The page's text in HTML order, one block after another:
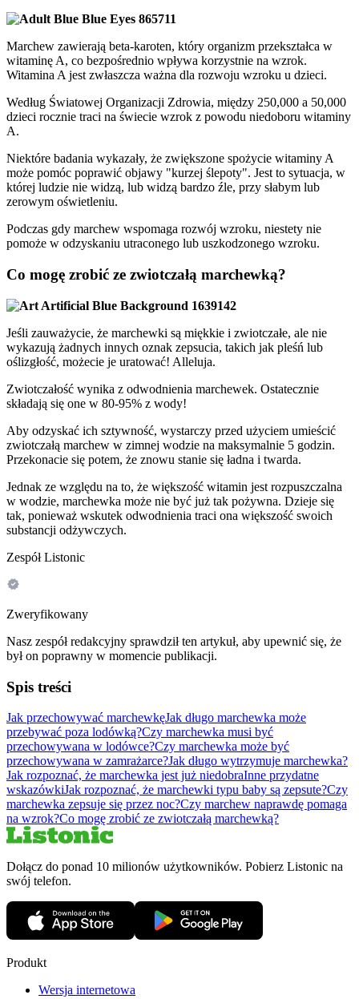
Marchew zawierają beta-karoten, który organizm przekształca w
witaminę A, co bezpośrednio wpływa korzystnie na wzrok.
Witamina A jest zwłaszcza ważna dla rozwoju wzroku u dzieci.
Według Światowej Organizacji Zdrowia, między 250,000 a 50,000
dzieci rocznie traci na świecie wzrok z powodu niedoboru witaminy
A.
Niektóre badania wykazały, że zwiększone spożycie witaminy A
może pomóc poprawić objawy "kurzej ślepoty". Jest to sytuacja, w
której ludzie nie widzą, lub widzą bardzo źle, przy słabym lub
zerowym oświetleniu.
Podczas gdy marchew wspomaga rozwój wzroku, niestety nie
pomoże w odzyskaniu utraconego lub uszkodzonego wzroku.
Co mogę zrobić ze zwiotczałą marchewką?
Jeśli zauważycie, że marchewki są miękkie i zwiotczałe, ale nie
wykazują żadnych innych oznak zepsucia, takich jak pleśń lub
oślizgłość, możecie je uratować! Alleluja.
Zwiotczałość wynika z odwodnienia marchewek. Ostatecznie
składają się one w 80-95% z wody!
Aby odzyskać ich sztywność, wystarczy przed użyciem umieścić
zwiotczałą marchew w zimnej wodzie na maksymalnie 5 godzin.
Przekonacie się potem, że znowu stanie się ładna i twarda.
Jednak ze względu na to, że większość witamin jest rozpuszczalna
w wodzie, marchewka może nie być już tak pożywna. Dzieje się
tak, ponieważ wskutek odwodnienia traci ona większość swoich
substancji odżywczych.
Zespół Listonic
Zweryfikowany
Nasz zespół redakcyjny sprawdził ten artykuł, aby upewnić się, że
był on poprawny w momencie publikacji.
Spis treści
Jak przechowywać marchewkęJak długo marchewka może
przebywać poza lodówką?Czy marchewka musi być
przechowywana w lodówce?Czy marchewka może być
przechowywana w zamrażarce?Jak długo wytrzymuje marchewka?
Jak rozpoznać, że marchewka jest już niedobraInne przydatne
wskazówkiJak rozpoznać, że marchewki typu baby są zepsute?Czy
marchewka zepsuje się przez noc?Czy marchew naprawdę pomaga
na wzrok?Co mogę zrobić ze zwiotczałą marchewką?
Dołącz do ponad 10 milionów użytkowników. Pobierz Listonic na
swój telefon.
Produkt
Wersja internetowa